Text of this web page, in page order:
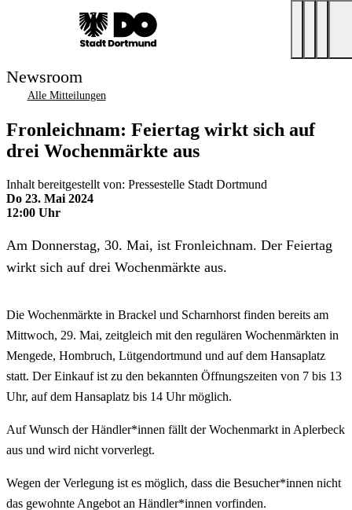
Newsroom
Alle Mitteilungen
Fronleichnam: Feiertag wirkt sich auf
drei Wochenmärkte aus
Inhalt bereitgestellt von: Pressestelle Stadt Dortmund
Do 23. Mai 2024
12:00 Uhr
Am Donnerstag, 30. Mai, ist Fronleichnam. Der Feiertag
wirkt sich auf drei Wochenmärkte aus.
Die Wochenmärkte in Brackel und Scharnhorst finden bereits am
Mittwoch, 29. Mai, zeitgleich mit den regulären Wochenmärkten in
Mengede, Hombruch, Lütgendortmund und auf dem Hansaplatz
statt. Der Einkauf ist zu den bekannten Öffnungszeiten von 7 bis 13
Uhr, auf dem Hansaplatz bis 14 Uhr möglich.
Auf Wunsch der Händler*innen fällt der Wochenmarkt in Aplerbeck
aus und wird nicht vorverlegt.
Wegen der Verlegung ist es möglich, dass die Besucher*innen nicht
das gewohnte Angebot an Händler*innen vorfinden.